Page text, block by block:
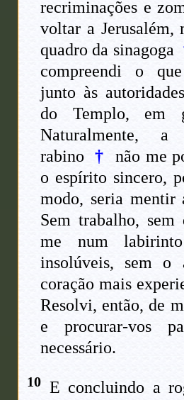
recriminações e
voltar a Jerusalém,
quadro da sinagoga
compreendi o
junto às
do Templo, em
Naturalmente,
rabino †
não me
o espírito sincero,
modo, seria
Sem trabalho, sem
me num
insolúveis, sem o
coração mais
Resolvi, então, de
e procurar-vos
necessário.
10 E concluindo a